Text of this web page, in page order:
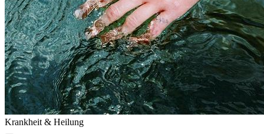
Krankheit & Heilung